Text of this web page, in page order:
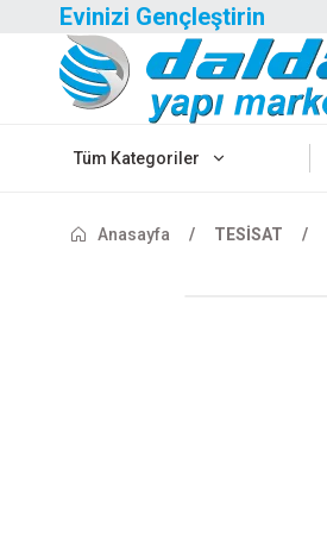
Evinizi Gençleştirin
Tüm Kategoriler
Anasayfa TESİSAT